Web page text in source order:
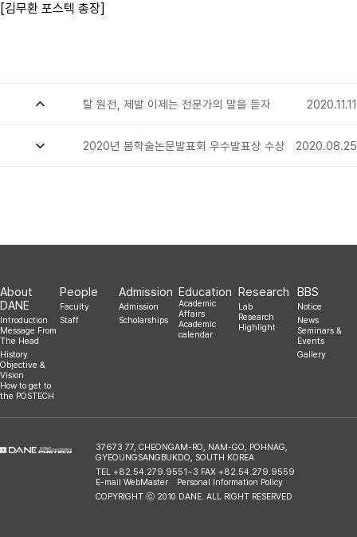
[김무환 포스텍 총장]
탈 원전, 제발 이제는 전문가의 말을 듣자 2020.11.11
2020년 봄학술논문발표회 우수발표상 수상 2020.08.25
About
DANE
Introduction
Message From
The Head
History
Objective &
Vision
How to get to
the POSTECH
People
Faculty
Staff
Admission
Admission
Scholarships
Education
Academic
Affairs
Academic
calendar
Research
Lab
Research
Highlight
BBS
Notice
News
Seminars &
Events
Gallery
37673 77, CHEONGAM-RO, NAM-GO, POHNAG,
GYEOUNGSANGBUKDO, SOUTH KOREA
TEL +82.54.279.9551~3 FAX +82.54.279.9559
E-mail WebMaster
Personal Information Policy
COPYRIGHT ⓒ 2010 DANE. ALL RIGHT RESERVED